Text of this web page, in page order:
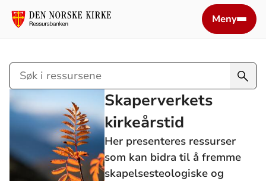
Meny
Søk
i
ressursene
Skaperverkets
kirkeårstid
Her presenteres ressurser
som kan bidra til å fremme
skapelsesteologiske og